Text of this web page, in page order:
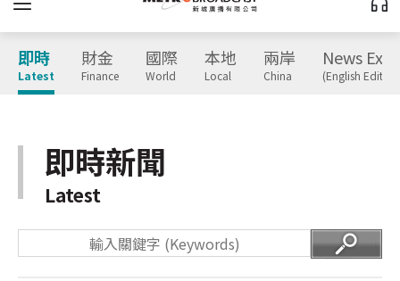
即時
Latest
財金
Finance
國際
World
本地
Local
兩岸
China
News
(English
即時新聞
Latest